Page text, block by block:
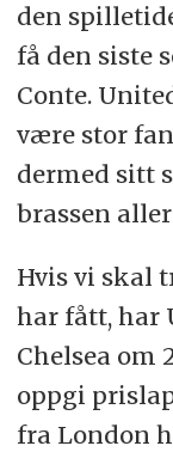
den
få den siste
Conte.
være stor
dermed sitt
brassen
Hvis vi skal
har fått, har
Chelsea om
oppgi
fra London